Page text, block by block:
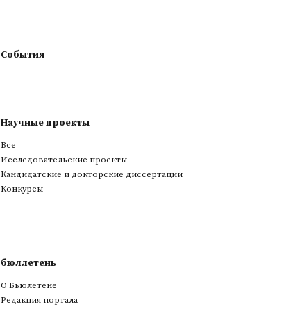
События
Научные проекты
Все
Исследовательские проекты
Кандидатские и докторские диссертации
Конкурсы
бюллетень
О Бьюлетене
Редакция портала